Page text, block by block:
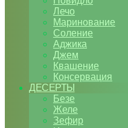
Лечо
Маринование
Соление
Аджика
Джем
Квашение
Консервация
ДЕСЕРТЫ
Безе
Желе
Зефир